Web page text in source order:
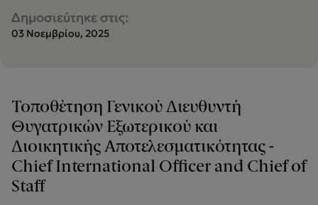
Δημοσιεύτηκε στις:
03 Νοεμβρίου, 2025
Τοποθέτηση Γενικού Διευθυντή
Θυγατρικών Εξωτερικού και
Διοικητικής Αποτελεσματικότητας -
Chief International Officer and Chief of
Staff